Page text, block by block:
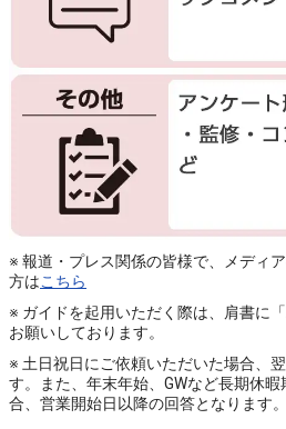
※ 報道・プレス関係の皆様で、メディ
方はこちら
※ ガイドを起用いただく際は、肩書に
お願いしております。
※ 土日祝日にご依頼いただいた場合、
す。また、年末年始、GWなど長期休
合、営業開始日以降の回答となります